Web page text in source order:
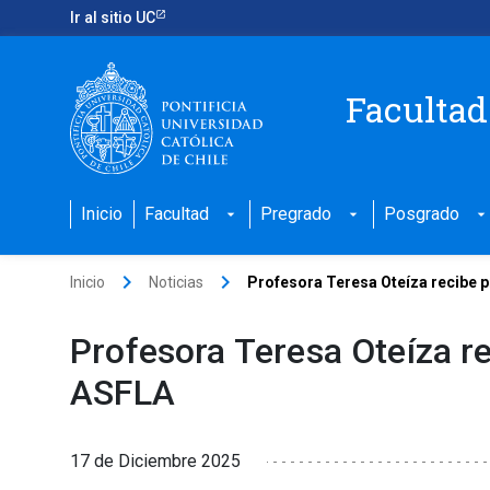
Ir al sitio UC
Inicio Facultad arrow_drop_down Pregrado arrow_drop_down Posgrado arrow_drop_down
Inicio keyboard_arrow_right Noticias keyboard_arrow_right Profesora Teresa Oteíza recibe
Profesora Teresa Oteíza
ASFLA
17 de Diciembre 2025